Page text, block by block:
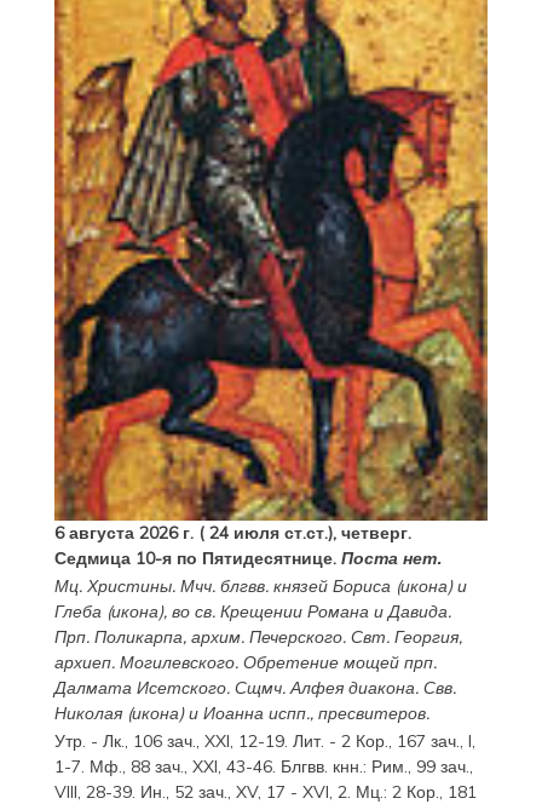
6 августа 2026 г. ( 24 июля ст.ст.), четверг.
Седмица 10-я по Пятидесятнице. Поста нет.
Мц. Христины. Мчч. блгвв. князей Бориса (икона) и
Глеба (икона), во св. Крещении Романа и Давида.
Прп. Поликарпа, архим. Печерского. Свт. Георгия,
архиеп. Могилевского. Обретение мощей прп.
Далмата Исетского. Сщмч. Алфеядиакона. Свв.
Николая(икона) и Иоанна испп., пресвитеров.
Утр. - Лк., 106 зач., XXI, 12-19. Лит. - 2 Кор., 167 зач., I,
1-7. Мф., 88 зач., XXI, 43-46. Блгвв. кнн.: Рим., 99 зач.,
VIII, 28-39. Ин., 52 зач., XV, 17 - XVI, 2. Мц.: 2 Кор., 181